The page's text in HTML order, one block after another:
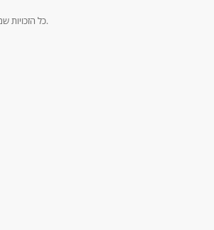
זכויות יוצרים © 2026 OXECloud-PHRegistrar כל הזכויות שמורות.